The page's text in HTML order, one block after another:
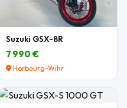
Suzuki GSX-8R
7 990 €
Horbourg-Wihr